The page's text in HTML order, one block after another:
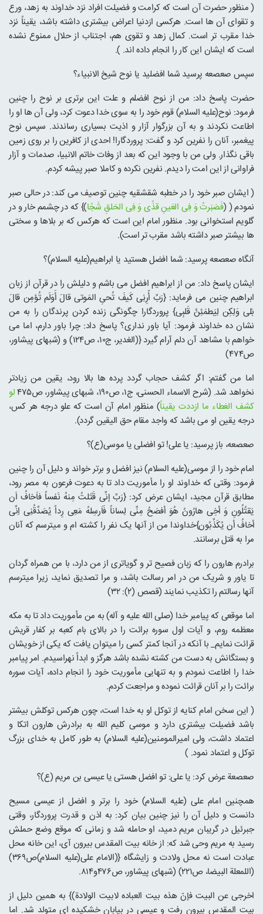
( منظور حضرت آن است که کرامت و فضیلت افراد نزد خداوند به زهد، ورع
و تقوای آن ها است. هرکسی ازدنیا اعراض بیشتری داشته باشد، یقیناً نزد
خدا مقرب تر است. کمال زهد و تقوی هم، اجتناب از حلال ممنوع نشده
است که ایشان این کار را انجام داده اند. ).
سپس صعصعه پرسید شما افضلید یا نوح شیخ الانبیاء؟
حضرت پاسخ داد: من از نوح افضلم و علت این برتری بر نوح را چنین
فرمود: نوح(علیه السلام) قوم خود را به سوی خدا دعوت کرد، ولی آن ها او را
اطاعت نکردند و به آن بزرگوار آزار و اذیت بسیاری رساندند. سپس نوح
پیغمبر، آنان را نفرین کرد و گفت: پروردگارا! احدی از کافرین را بر روی زمین
باقی نگذار. ولی من با وجود این که بعد از وفات خاتم الانبیا، صدمات و آزار
فراوانی از این امت را دیدم. نفرین نکرده و کاملا صبر پیشه کردم.
( ایشان صبر خود را در خطبه شقشقیه چنین توصیف می کند: در حالی صبر
نمودم ( (فَصَبَرتُ وَ فِی العَینِ قذًی وَ فِی الحَلقِ شَجًا)} که در چشمم خار و در
گلویم استخوانی بود. منظور امام این است که هرکس که بر بلاها و سختی
ها بیشتر صبر داشته باشد مقرب تر است).
آنگاه صعصعه پرسید: شما افضل هستید یا ابراهیم(علیه السلام)؟
ایشان پاسخ داد: من از ابراهیم افضل می باشم و دلیلش را در قرآن از زبان
ابراهیم چنین می فرماید: {رَبِّ أّرِنِی کَیفَ تُحیِ المَوتی قالَ أَوَلَم تُؤمِن قالَ
بَلی وَلِکِن لِیَطمَئِنَّ قَلبِی} پروردگارا چگونگی زنده کردن پرندگان را به من
نشان ده خداوند فرمود: آیا باور نداری؟ پاسخ داد: چرا باور دارم، اما می
خواهم با مشاهد آن دلم آرام گیرد {(الغدیر، ج۱۰، ص۱۲۴) و (شبهای پیشاور،
ص۴۷۴)
اما من گفتم: اگر کشف حجاب گردد پرده ها بالا رود، یقین من زیادتر
نخواهد شد. (شرح الاسماء الحسنی، ج۱، ص۱۹۰، شبهای پیشاور، ص۴۷۵
لو
کشف الغطاء ما ازددت یقیناً) منظور امام آن است که علو درجه هر کس،
درجه یقین او می باشد که واجد مقام حق الیقین گردد).
صعصعه، باز پرسید: یا علی! تو افضلی یا موسی(ع)؟
امام خود را از موسی(علیه السلام) نیز افضل و برتر خواند و دلیل آن را چنین
فرمود: وقتی که خداوند او را مأموریت داد تا به دعوت فرعون به مصر رود،
مطابق قرآن مجید، ایشان عرض کرد: {رَبِّ إنِّی قَتَلتُ مِنهُ نَفساً فاَخافُ اَن
یَقتُلُونِ وَ أخِی هارُونُ هُوَ أفصَحُ مِنِّی لِساناً فَاَرسِلهُ مَعِی رِداً یُصَدِّقُنِی اِنِّی
أخافُ أن یُکَذِّبُون}خداوندا من از آنها یک نفر را کشته ام و میترسم که آنان
مرا به قتل برسانند.
برادرم هارون را که زبان فصیح تر و گویاتری از من دارد، با من همراه گردان
تا یاور و شریک من در امر رسالت باشد، و مرا تصدیق نماید، زیرا میترسم
آنها رسالتم را تکذیب نمایند (قصص (۲): ۳۲)
اما موقعی که پیامبر خدا (صلی الله علیه و آله) به من مأموریت داد تا به مکه
معظمه روم، و آیات اول سوره برائت را در بالای بام کعبه بر کفار قریش
قرائت نمایم­_ با آنکه در آنجا کمتر کسی را میتوان یافت که یکی از خویشان
و بستگانش به دست من کشته نشده باشد هرگز و ابداً نهراسیدم. امر پیامبر
خدا را اطاعت نمودم و به تنهایی مأموریت خود را انجام داده، آیات سوره
برائت را بر آنان قرائت نموده و مراجعت کردم.
( این سخن امام کنایه از توکل او به خدا است، چون هرکس توکلش بیشتر
باشد فضیلت بیشتری دارد و موسی کلیم الله به برادرش هارون اتکا و
اعتماد داشت، ولی امیرالمومنین(علیه السلام) به طور کامل به خدای بزرگ
توکل و اعتماد نمود. )
صعصعة عرض کرد: یا علی: تو افضل هستی یا عیسی بن مریم (ع)؟
همچنین امام علی (علیه السلام) خود را برتر و افضل از عیسی مسیح
دانست و دلیل آن را نیز چنین بیان کرد: به اذن و قدرت پروردگار، وقتی
جبرئیل در گریبان مریم دمید، او حامله شد و زمانی که موقع وضع حملش
رسید به مریم وحی شد که: از خانه بیت المقدس بیرون آی، این خانه محل
عبادت است نه محل ولادت و زایشگاه {(الامام علی(علیه السلام)ص۳۶۹)
(اللمعلة البیضا، ص۲۲۱) (شبهای پیشاور، ص۴۷۶و۸۱۴.
اخرجی عن البیت فإنّ هذه بیت العباده لابیت الولادة)} به همین دلیل از
بیت المقدس بیرون رفت و عیسی در بیابان خشکیده ای متولد شد. اما